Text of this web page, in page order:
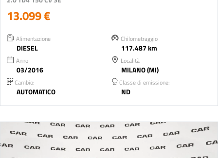
13.099 €
Alimentazione
DIESEL
Chilometraggio
117.487 km
Anno
03/2016
Località
MILANO (MI)
Cambio:
AUTOMATICO
Classe di emissione:
ND